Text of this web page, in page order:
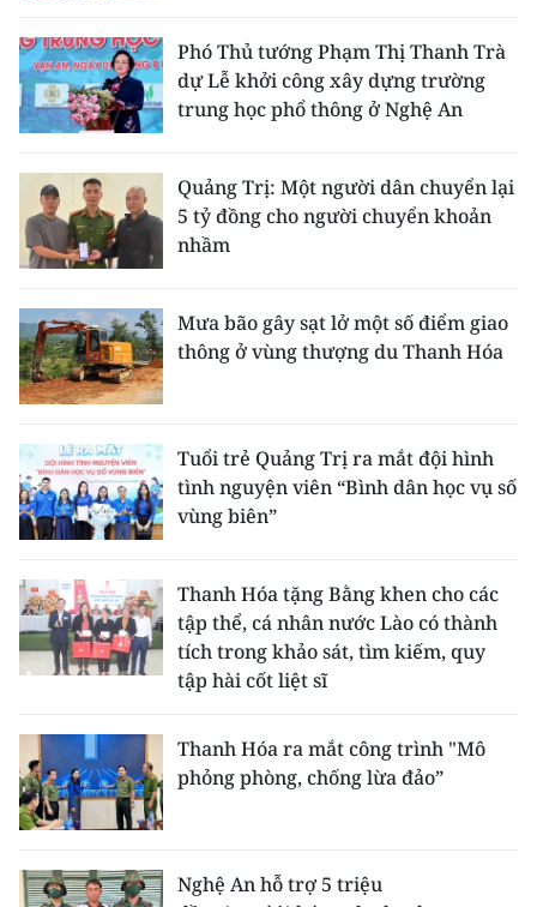
THỜI NAY
NHÂN DÂN CUỐI TUẦN
NHÂN DÂN HẰNG THÁNG
MUA BÁO
ĐỌC BÁO IN
ENGLISH
中文
FRANÇAIS
ESPAÑOL
한국어
Phó Thủ tướng Phạm Thị Thanh Trà
dự Lễ khởi công xây dựng trường
trung học phổ thông ở Nghệ An
Quảng Trị: Một người dân chuyển lại
5 tỷ đồng cho người chuyển khoản
nhầm
Mưa bão gây sạt lở một số điểm giao
thông ở vùng thượng du Thanh Hóa
Tuổi trẻ Quảng Trị ra mắt đội hình
tình nguyện viên “Bình dân học vụ số
vùng biên”
Thanh Hóa tặng Bằng khen cho các
tập thể, cá nhân nước Lào có thành
tích trong khảo sát, tìm kiếm, quy
tập hài cốt liệt sĩ
Thanh Hóa ra mắt công trình "Mô
phỏng phòng, chống lừa đảo”
Nghệ An hỗ trợ 5 triệu